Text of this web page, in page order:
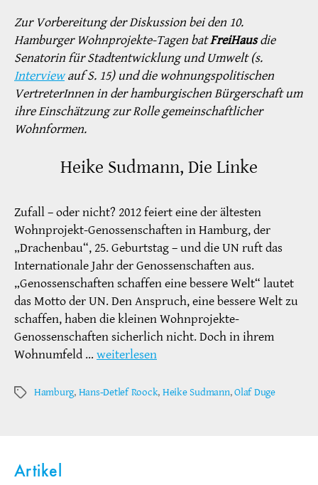
Zur Vorbereitung der Diskussion bei den 10.
Hamburger Wohnprojekte-Tagen batFreiHausdie
Senatorin für Stadtentwicklung und Umwelt (s.
Interviewauf S. 15) und die wohnungspolitischen
VertreterInnen in der hamburgischen Bürgerschaft um
ihre Einschätzung zur Rolle gemeinschaftlicher
Wohnformen.
Heike Sudmann, Die Linke
Zufall – oder nicht? 2012 feiert eine der ältesten
Wohnprojekt-Genossenschaften in Hamburg, der
„Drachenbau“, 25. Geburtstag – und die UN ruft das
Internationale Jahr der Genossenschaften aus.
„Genossenschaften schaffen eine bessere Welt“ lautet
das Motto der UN. Den Anspruch, eine bessere Welt zu
schaffen, haben die kleinen Wohnprojekte-
Genossenschaften sicherlich nicht. Doch in ihrem
Wohnumfeld … weiterlesen
Schlagwörter
Hamburg, Hans-Detlef Roock, Heike Sudmann,Olaf Duge
Artikel